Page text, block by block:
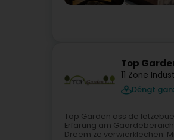
Top
11 Zone
Déngt
Top Garden ass de
Erfarung am
Dreem ze verwierklechen.